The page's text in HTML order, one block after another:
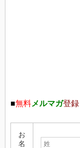
■無料メルマガ登録
お
名